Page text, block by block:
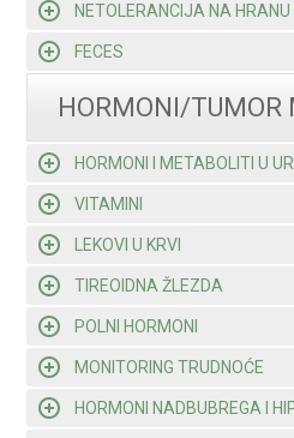
NETOLERANCIJA NA HRANU
FECES
HORMONI/TUMOR
HORMONI I METABOLITI U
VITAMINI
LEKOVI U KRVI
TIREOIDNA ŽLEZDA
POLNI HORMONI
MONITORING TRUDNOĆE
HORMONI NADBUBREGA I